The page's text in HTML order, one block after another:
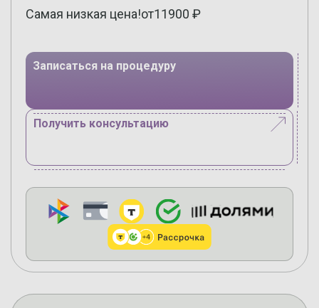
Самая низкая цена!от11900 ₽
Записаться на процедуру
Получить консультацию